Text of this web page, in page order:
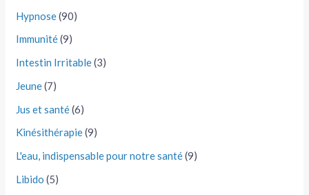
Hypnose(90)
Immunité(9)
Intestin Irritable(3)
Jeune(7)
Jus et santé(6)
Kinésithérapie(9)
L'eau, indispensable pour notre santé(9)
Libido (5)